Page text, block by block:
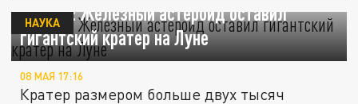
Ученые: Железный астероид оставил
гигантский кратер на Луне
НАУКА
08 МАЯ 17:16
Кратер размером больше двух тысяч